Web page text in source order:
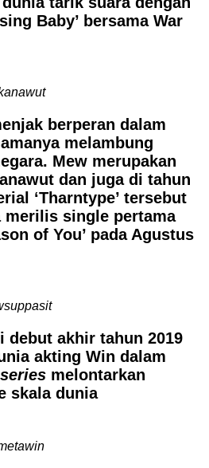
Baby’ bersama War
berperan dalam
melambung
Mew merupakan
dan juga di tahun
‘Tharntype’ tersebut
merilis single pertama
of You’ pada Agustus
debut akhir tahun 2019
akting Win dalam
melontarkan
skala dunia